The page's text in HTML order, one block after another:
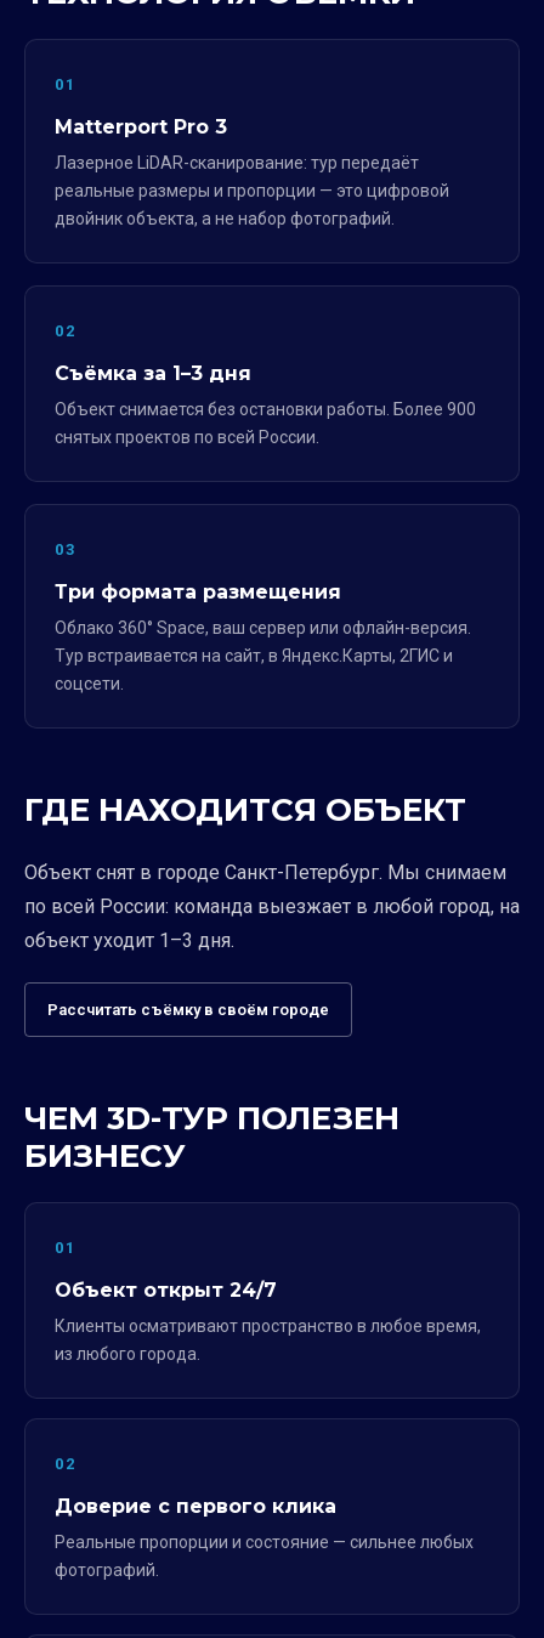
01
Matterport Pro 3
Лазерное LiDAR-сканирование: тур передаёт
реальные размеры и пропорции — это цифровой
двойник объекта, а не набор фотографий.
02
Съёмка за 1–3 дня
Объект снимается без остановки работы. Более 900
снятых проектов по всей России.
03
Три формата размещения
Облако 360° Space, ваш сервер или офлайн-версия.
Тур встраивается на сайт, в Яндекс.Карты, 2ГИС и
соцсети.
ГДЕ НАХОДИТСЯ ОБЪЕКТ
Объект снят в городе Санкт-Петербург. Мы снимаем
по всей России: команда выезжает в любой город, на
объект уходит 1–3 дня.
Рассчитать съёмку в своём городе
ЧЕМ 3D-ТУР ПОЛЕЗЕН
БИЗНЕСУ
01
Объект открыт 24/7
Клиенты осматривают пространство в любое время,
из любого города.
02
Доверие с первого клика
Реальные пропорции и состояние — сильнее любых
фотографий.